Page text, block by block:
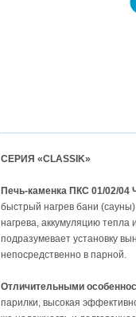
СЕРИЯ «CLASSIK»
Печь-каменка ПКС 01/02/04
быстрый нагрев бани
нагрева, аккумуляцию тепла
подразумевает установку
непосредственно в парной.
Отличительными
парилки, высокая